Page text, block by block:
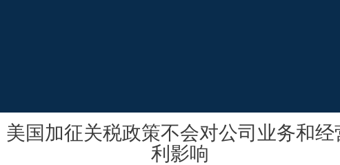
国加征关税政策不会对公司业务和经
利影响